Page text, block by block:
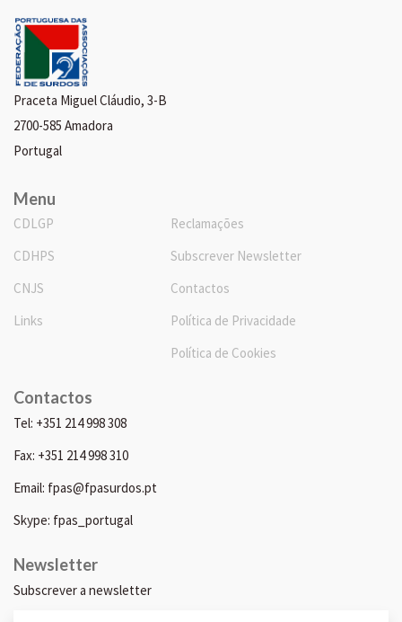
Praceta Miguel Cláudio, 3-B
2700-585 Amadora
Portugal
Menu
CDLGP
CDHPS
CNJS
Links
Reclamações
Subscrever Newsletter
Contactos
Política de Privacidade
Política de Cookies
Contactos
Tel: +351 214 998 308
Fax: +351 214 998 310
Email: fpas@fpasurdos.pt
Skype: fpas_portugal
Newsletter
Subscrever a newsletter